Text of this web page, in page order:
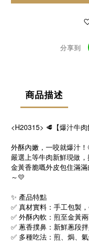
分享到
商品描述
<H20315> 🥩 【爆汁牛
外酥內嫩，一咬就爆汁！
嚴選上等牛肉新鮮現做
金黃香脆嘅外皮包住滿
～💛
✨ 產品特點
✅ 真材實料：手工包製
✅ 外酥內軟：煎至金黃
✅ 蔥香撲鼻：新鮮蔥段
✅ 多種吃法：煎、焗、